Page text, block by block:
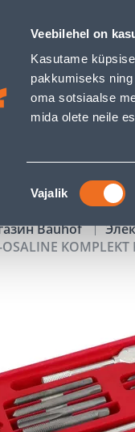
Veebilehel on
Kasutame
pakkumiseks
oma sotsiaalse
mida olete neile
Nõusoleku
valik
Vajalik
KREATOR
бизнес-
АКЦИИ
Bauhof
OSALINE KOMPLEKT